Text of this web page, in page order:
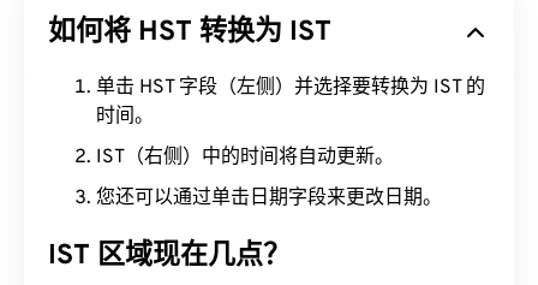
如何将 HST 转换为 IST
单击 HST 字段（左侧）并选择要转换为 IST 的
时间。
IST（右侧）中的时间将自动更新。
您还可以通过单击日期字段来更改日期。
IST 区域现在几点？